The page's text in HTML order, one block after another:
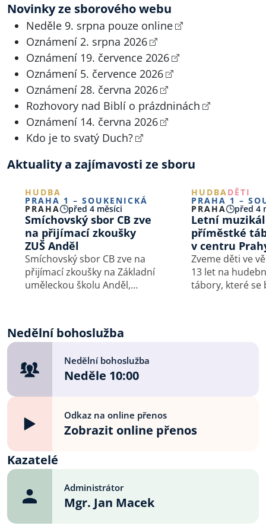
Novinky ze sborového webu
Neděle 9. srpna pouze online
Oznámení 2. srpna 2026
Oznámení 19. července 2026
Oznámení 5. července 2026
Oznámení 28. června 2026
Rozhovory nad Biblí o prázdninách
Oznámení 14. června 2026
Kdo je to svatý Duch?
Aktuality a zajímavosti ze sboru
HUDBA
PRAHA 1 – SOUKENICKÁ
PRAHA před 4 měsíci
Smíchovský sbor CB zve
na přijímací zkoušky
ZUŠ Anděl
Smíchovský sbor CB zve na
přijímací zkoušky na Základní
uměleckou školu Anděl,
v centru - CB Praha 1 -
HUDBADĚTI
PRAHA 1 –
PRAHA před 4
Letní
příměstké
v centru
Zveme děti ve
13 let na
tábory, které se
Nedělní bohoslužba
Nedělní bohoslužba
Neděle 10:00
Odkaz na online přenos
Zobrazit online přenos
Kazatelé
Administrátor
Mgr. Jan Macek